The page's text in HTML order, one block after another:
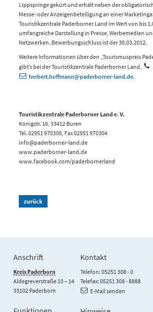
Lippspringe gekürt und erhält neben der
Messe- oder Anzeigenbeteiligung an einer
Touristikzentrale Paderborner Land im Wert von bis
umfangreiche Darstellung in Presse, Werbemedien
Netzwerken. Bewerbungsschluss ist der 30.03.2012.
Weitere Informationen über den „Tourismuspreis
gibt’s bei der Touristikzentrale Paderborner Land,
herbert.hoffmann@paderborner-land.de.
Touristikzentrale Paderborner Land e. V.
Königstr. 16, 33412 Büren
Tel. 02951 970300, Fax 02951 970304
info@paderborner-land.de
www.paderborner-land.de
www.facebook.com/paderbornerland
zurück
Anschrift
Kreis Paderborn
Aldegreverstraße 10 – 14
33102 Paderborn
Kontakt
Telefon: 05251 308 - 0
Telefax: 05251 308 - 8888
E-Mail senden